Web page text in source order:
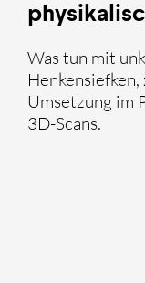
Was tun mit
Umsetzung im
3D-Scans.